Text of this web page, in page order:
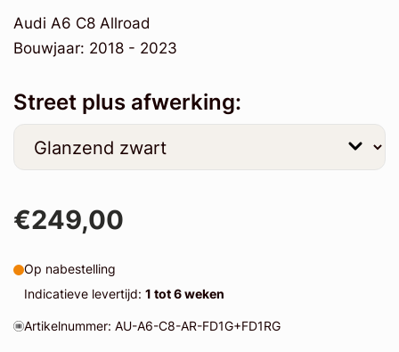
Audi A6 C8 Allroad
Bouwjaar: 2018 - 2023
Street plus afwerking:
€249,00
Op nabestelling
Indicatieve levertijd: 1 tot 6 weken
Artikelnummer: AU-A6-C8-AR-FD1G+FD1RG